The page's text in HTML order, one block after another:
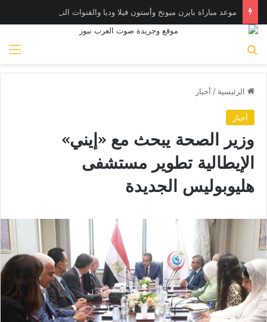
موعد مباراة بايرن ميونخ وأستون فيلا وديا والقنوات الناقلة
الرئيسية / أخبار
أخبار
وزير الصحة يبحث مع «إيني»
الإيطالية تطوير مستشفى
هليوبوليس الجديدة